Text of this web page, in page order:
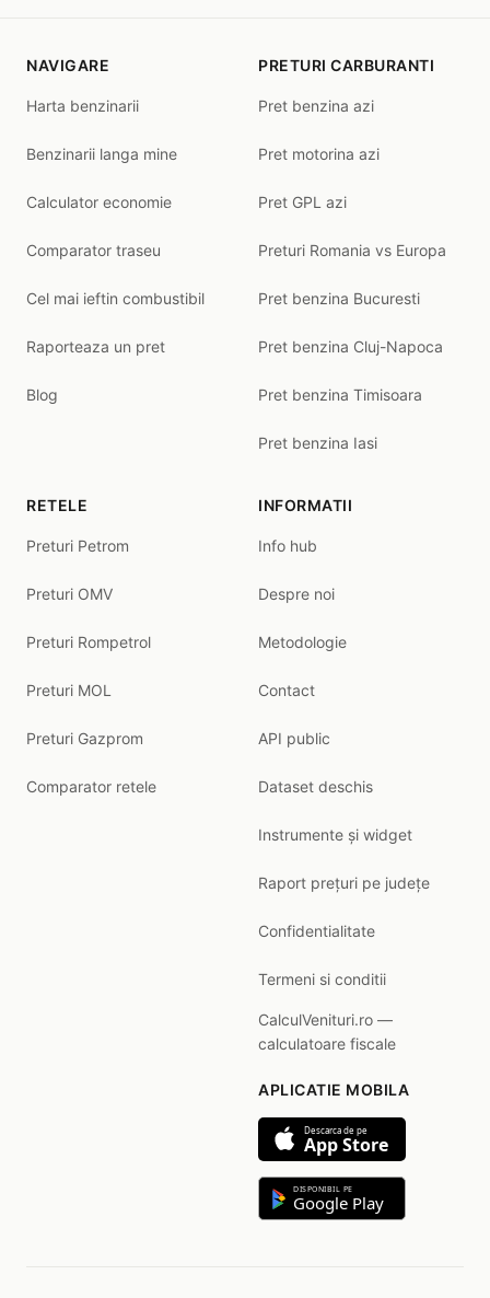
NAVIGARE
Harta benzinarii
Benzinarii langa mine
Calculator economie
Comparator traseu
Cel mai ieftin combustibil
Raporteaza un pret
Blog
PRETURI CARBURANTI
Pret benzina azi
Pret motorina azi
Pret GPL azi
Preturi Romania vs Europa
Pret benzina Bucuresti
Pret benzina Cluj-Napoca
Pret benzina Timisoara
Pret benzina Iasi
RETELE
Preturi Petrom
Preturi OMV
Preturi Rompetrol
Preturi MOL
Preturi Gazprom
Comparator retele
INFORMATII
Info hub
Despre noi
Metodologie
Contact
API public
Dataset deschis
Instrumente și widget
Raport prețuri pe județe
Confidentialitate
Termeni si conditii
CalculVenituri.ro —
calculatoare fiscale
APLICATIE MOBILA
Descarca de pe
App Store
DISPONIBIL PE
Google Play